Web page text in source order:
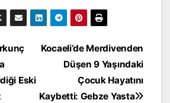
Kocaeli’de Merdivenden
Düşen 9 Yaşındaki
Çocuk Hayatını
Kaybetti: Gebze Yasta
Eski